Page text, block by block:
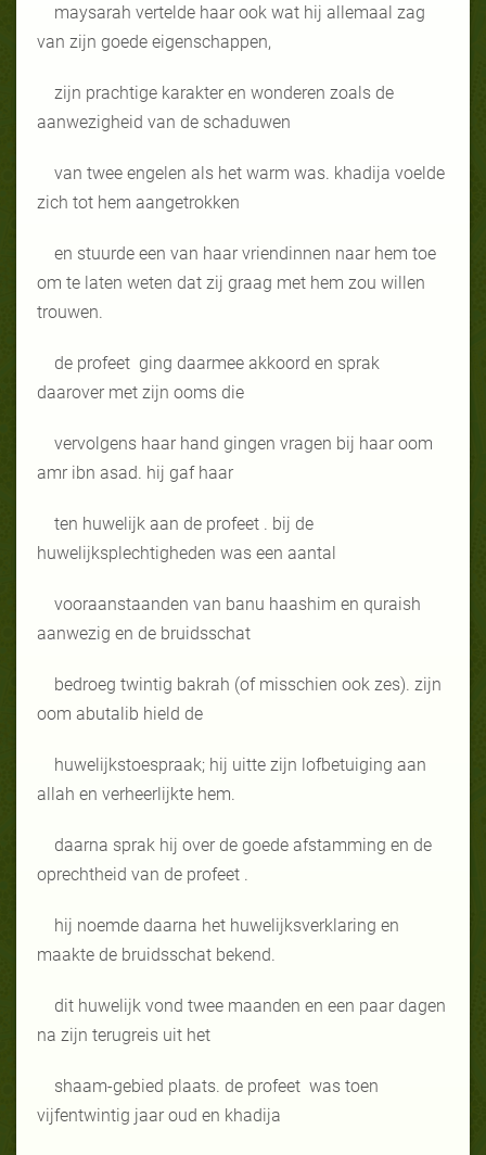
maysarah vertelde haar ook wat hij allemaal zag
van zijn goede eigenschappen,
zijn prachtige karakter en wonderen zoals de
aanwezigheid van de schaduwen
van twee engelen als het warm was. khadija voelde
zich tot hem aangetrokken
en stuurde een van haar vriendinnen naar hem toe
om te laten weten dat zij graag met hem zou willen
trouwen.
de profeet ging daarmee akkoord en sprak
daarover met zijn ooms die
vervolgens haar hand gingen vragen bij haar oom
amr ibn asad. hij gaf haar
ten huwelijk aan de profeet . bij de
huwelijksplechtigheden was een aantal
vooraanstaanden van banu haashim en quraish
aanwezig en de bruidsschat
bedroeg twintig bakrah (of misschien ook zes). zijn
oom abutalib hield de
huwelijkstoespraak; hij uitte zijn lofbetuiging aan
allah en verheerlijkte hem.
daarna sprak hij over de goede afstamming en de
oprechtheid van de profeet .
hij noemde daarna het huwelijksverklaring en
maakte de bruidsschat bekend.
dit huwelijk vond twee maanden en een paar dagen
na zijn terugreis uit het
shaam-gebied plaats. de profeet was toen
vijfentwintig jaar oud en khadija